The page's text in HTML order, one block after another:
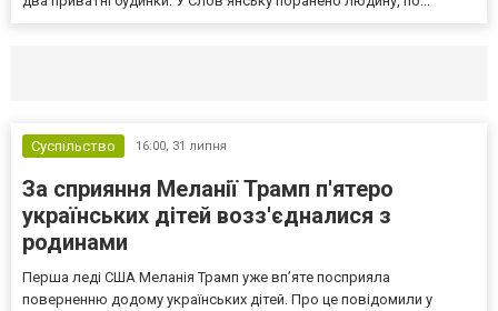
Суспільство 16:00, 31 липня
За сприяння Меланії Трамп п'ятеро
українських дітей возз'єдналися з
родинами
Перша леді США Меланія Трамп уже впʼяте посприяла
поверненню додому українських дітей. Про це повідомили у